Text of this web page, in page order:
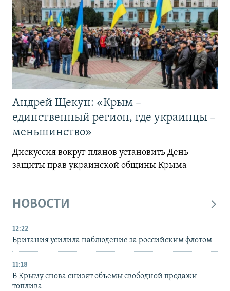
Андрей Щекун: «Крым –
единственный регион, где украинцы –
меньшинство»
Дискуссия вокруг планов установить День
защиты прав украинской общины Крыма
НОВОСТИ
12:22
Британия усилила наблюдение за российским флотом
11:18
В Крыму снова снизят объемы свободной продажи
топлива